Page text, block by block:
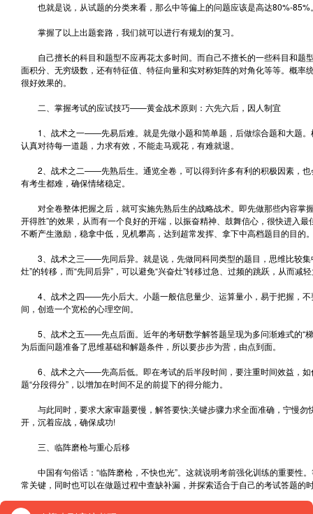
也就是说，从试题的分类来看，那么中等偏上的问题应该是高达80%-85%
掌握了以上出题套路，我们就可以进行有规划的复习。
自己擅长的科目和题型不应再花太多时间。而自己不擅长的一些科目和题
面积分、无穷级数，还有特征值、特征向量和实对称矩阵的对角化等等。概
很好效果的。
二、掌握考试的应试技巧——黄金战术原则：六先六后，因人制宜
1、战术之一——先易后难。就是先做小题和简单题，后做综合题和大题。
认真对待每一道题，力求有效，不能走马观花，有难就退。
2、战术之二——先熟后生。通览全卷，可以得到许多有利的积极因素，也
有考生都难，确保情绪稳定。
对全卷整体把握之后，就可实施先熟后生的战略战术。即先做那些内容掌
开得胜”的效果，从而有一个良好的开端，以振奋精神、鼓舞信心，很快进入
不断产生激励，稳拿中低，见机攀高，达到超常发挥、拿下中高档题目的目的
3、战术之三——先同后异。就是说，先做同科同类型的题目，思维比较集
灶”的转移，而“先同后异”，可以避免“兴奋灶”转移过急、过频的跳跃，从而减
4、战术之四——先小后大。小题一般信息量少、运算量小，易于把握，不
间，创造一个宽松的心理空间。
5、战术之五——先点后面。近年的考研数学解答题呈现为多问渐难式的“梯
为后面问题准备了思维基础和解题条件，所以要步步为营，由点到面。
6、战术之六——先高后低。即在考试的后半段时间，要注重时间效益，如
题“分段得分”，以增加在时间不足的前提下的得分能力。
与此同时，要求大家审题要慢，解答要快;关键步骤力求全面准确，宁慢勿
开，沉着应战，确保成功!
三、临阵磨枪与重心后移
中国有句俗话：“临阵磨枪，不快也光”。这就说明考前强化训练的重要性
常关键，同时也可以在做题过程中查缺补漏，并探索适合于自己的考试答题的
做模拟题不要斤斤计较分数的高低，主要是要熟悉考研试题的特点。模拟